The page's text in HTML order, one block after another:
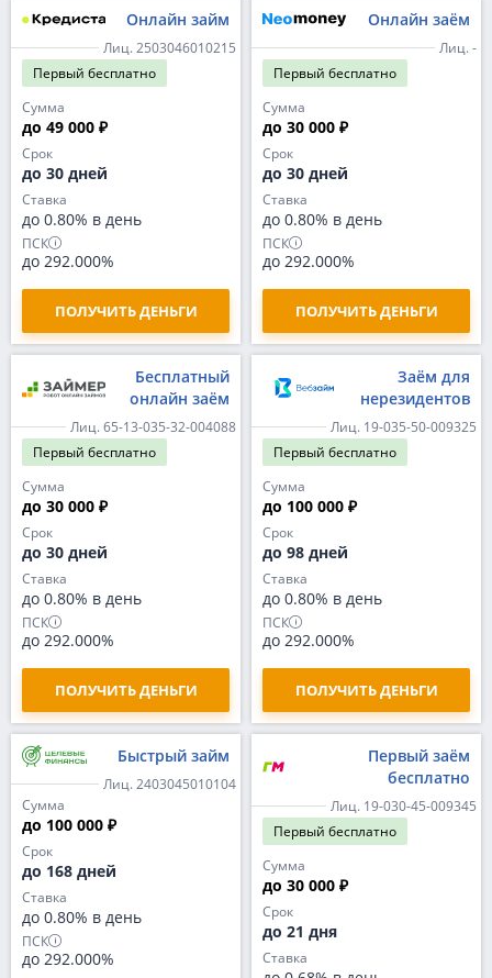
Онлайн займ
Лиц. 2503046010215
Первый бесплатно
Сумма
до 49 000 ₽
Срок
до 30 дней
Ставка
до 0.80% в день
ПСК
до 292.000%
ПОЛУЧИТЬ ДЕНЬГИ
Онлайн заём
Лиц. -
Первый бесплатно
Сумма
до 30 000 ₽
Срок
до 30 дней
Ставка
до 0.80% в день
ПСК
до 292.000%
ПОЛУЧИТЬ ДЕНЬГИ
Бесплатный
онлайн заём
Лиц. 65-13-035-32-004088
Первый бесплатно
Сумма
до 30 000 ₽
Срок
до 30 дней
Ставка
до 0.80% в день
ПСК
до 292.000%
ПОЛУЧИТЬ ДЕНЬГИ
Заём для
нерезидентов
Лиц. 19-035-50-009325
Первый бесплатно
Сумма
до 100 000 ₽
Срок
до 98 дней
Ставка
до 0.80% в день
ПСК
до 292.000%
ПОЛУЧИТЬ ДЕНЬГИ
Быстрый займ
Лиц. 2403045010104
Сумма
до 100 000 ₽
Срок
до 168 дней
Ставка
до 0.80% в день
ПСК
до 292.000%
Первый заём
бесплатно
Лиц. 19-030-45-009345
Первый бесплатно
Сумма
до 30 000 ₽
Срок
до 21 дня
Ставка